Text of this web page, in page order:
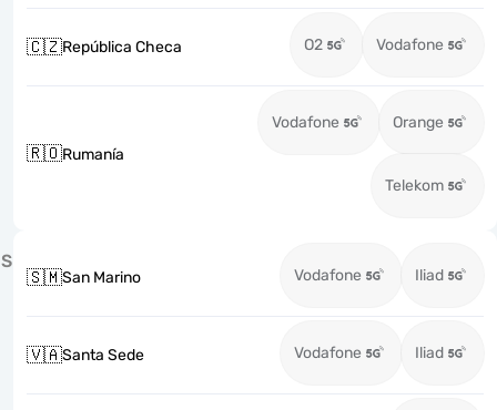
🇨🇿República Checa O2 Vodafone
🇷🇴Rumanía
Vodafone Orange
Telekom
S
🇸🇲San Marino Vodafone Iliad
🇻🇦Santa Sede Vodafone Iliad